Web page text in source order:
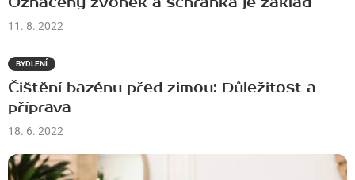
11. 8. 2022
BYDLENÍ
Čištění bazénu před zimou: Důležitost a
příprava
18. 6. 2022